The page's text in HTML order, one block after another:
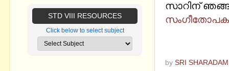
സാറിന്
by SRI
STD VIII RESOURCES
Click below to select subject